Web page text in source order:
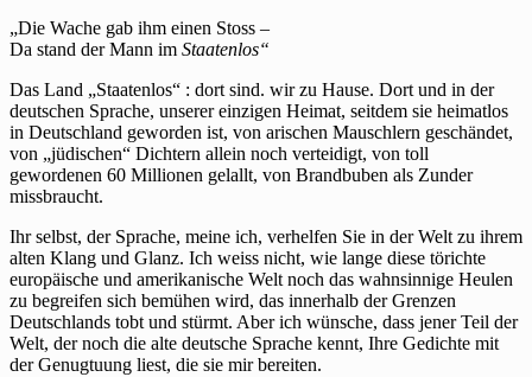
„Die Wache gab ihm einen Stoss –
Da stand der Mann im Staatenlos“
Das Land „Staatenlos“ : dort sind. wir zu Hause. Dort und in der
deutschen Sprache, unserer einzigen Heimat, seitdem sie heimatlos
in Deutschland geworden ist, von arischen Mauschlern geschändet,
von „jüdischen“ Dichtern allein noch verteidigt, von toll
gewordenen 60 Millionen gelallt, von Brandbuben als Zunder
missbraucht.
Ihr selbst, der Sprache, meine ich, verhelfen Sie in der Welt zu ihrem
alten Klang und Glanz. Ich weiss nicht, wie lange diese törichte
europäische und amerikanische Welt noch das wahnsinnige Heulen
zu begreifen sich bemühen wird, das innerhalb der Grenzen
Deutschlands tobt und stürmt. Aber ich wünsche, dass jener Teil der
Welt, der noch die alte deutsche Sprache kennt, Ihre Gedichte mit
der Genugtuung liest, die sie mir bereiten.